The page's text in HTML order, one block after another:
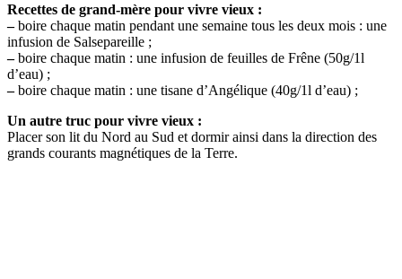
Recettes de grand-mère pour vivre vieux :
–boire chaque matin pendant une semaine tous les deux mois : une
infusion de Salsepareille ;
–boire chaque matin : une infusion de feuilles de Frêne (50g/1l
d’eau) ;
–boire chaque matin : une tisane d’Angélique (40g/1l d’eau) ;
Un autre truc pour vivre vieux :
Placer son lit du Nord au Sud et dormir ainsi dans la direction des
grands courants magnétiques de la Terre.